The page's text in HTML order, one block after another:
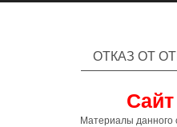
ОТКАЗ ОТ
Материалы данного